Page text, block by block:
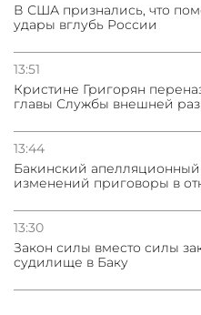
В США признались, что
удары вглубь России
13:51
Кристине Григорян
главы Службы внешней
13:44
Бакинский апелляционный
изменений приговоры в
13:30
Закон силы вместо силы
судилище в Баку